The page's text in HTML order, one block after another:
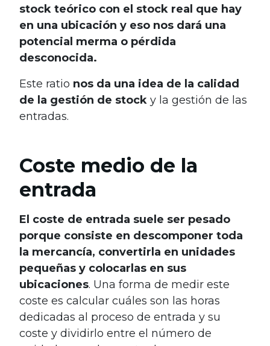
stock teórico con el stock real que hay
en una ubicación y eso nos dará una
potencial merma o pérdida
desconocida.
Este ratio nos da una idea de la calidad
de la gestión de stock y la gestión de las
entradas.
Coste medio de la
entrada
El coste de entrada suele ser pesado
porque consiste en descomponer toda
la mercancía, convertirla en unidades
pequeñas y colocarlas en sus
ubicaciones. Una forma de medir este
coste es calcular cuáles son las horas
dedicadas al proceso de entrada y su
coste y dividirlo entre el número de